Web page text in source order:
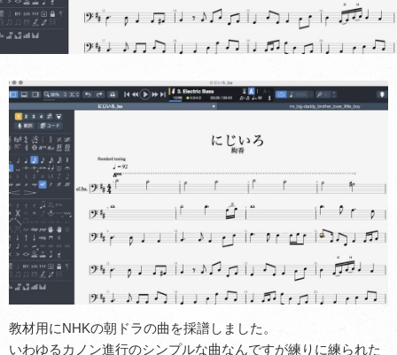
教材用にNHKの朝ドラの曲を採譜しました。
いわゆるカノン進行のシンプルな曲なんですが練りに練られた